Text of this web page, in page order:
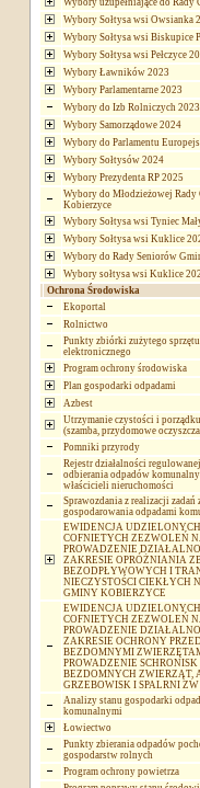
Wybory uzupełniające do Rady
Wybory Sołtysa wsi Owsianka
Wybory Sołtysa wsi Biskupice
Wybory Sołtysa wsi Pełczyce
Wybory Ławników 2023
Wybory Parlamentarne 2023
Wybory do Izb Rolniczych 2023
Wybory Samorządowe 2024
Wybory do Parlamentu
Wybory Sołtysów 2024
Wybory Prezydenta RP 2025
Wybory do Młodzieżowej Rady
Kobierzyce
Wybory Sołtysa wsi Tyniec
Wybory Sołtysa wsi Kuklice
Wybory do Rady Seniorów
Wybory sołtysa wsi Kuklice
Ochrona Środowiska
Ekoportal
Rolnictwo
Punkty zbiórki zużytego
elektronicznego
Program ochrony środowiska
Plan gospodarki odpadami
Azbest
Utrzymanie czystości i
(szamba, przydomowe
Pomniki przyrody
Rejestr działalności
odbierania odpadów
właścicieli nieruchomości
Sprawozdania z realizacji zadań
gospodarowania odpadami
EWIDENCJA
COFNIETYCH ZEZWOLEŃ
PROWADZENIE
ZAKRESIE OPRÓŻNIANIA
BEZODPŁYWOWYCH I
NIECZYSTOŚCI CIEKŁYCH
GMINY KOBIERZYCE
EWIDENCJA
COFNIETYCH ZEZWOLEŃ
PROWADZENIE
ZAKRESIE OCHRONY
BEZDOMNYMI
PROWADZENIE
BEZDOMNYCH ZWIERZĄT,
GRZEBOWISK I SPALRNI ZW
Analizy stanu gospodarki
komunalnymi
Łowiectwo
Punkty zbierania odpadów
gospodarstw rolnych
Program ochrony powietrza